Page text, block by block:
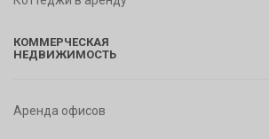
КОММЕРЧЕСКАЯ
НЕДВИЖИМОСТЬ
Аренда офисов